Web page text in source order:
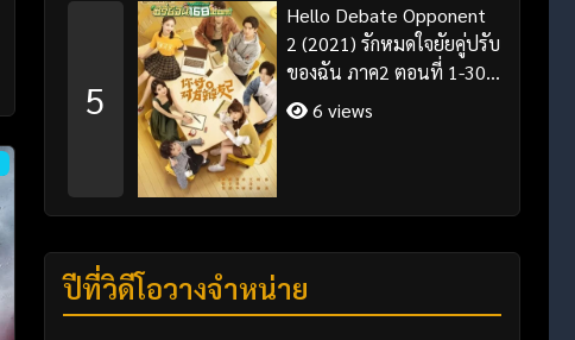
5
Hello Debate Opponent
2 (2021) รักหมดใจยัยคู่ปรับ
ของฉัน ภาค2 ตอนที่ 1-30
จบ ซับไทย
6 views
ปีที่วิดีโอวางจำหน่าย